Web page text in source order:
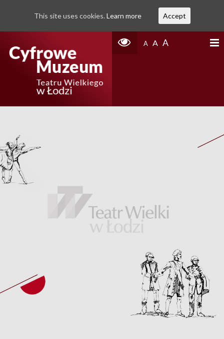
A A A
This site uses cookies. Learn more Accept